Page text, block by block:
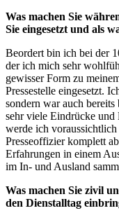
Was machen Sie
Sie eingesetzt und als
Beordert bin ich bei der
der ich mich sehr
gewisser Form zu
Pressestelle eingesetzt.
sondern war auch
sehr viele Eindrücke
werde ich
Presseoffizier komplett
Erfahrungen in einem
im In- und Ausland
Was machen Sie zivil
den Dienstalltag